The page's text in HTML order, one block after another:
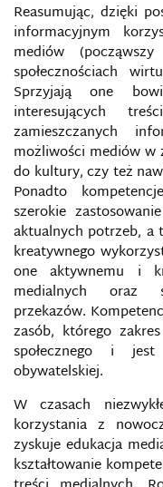
Reasumując, dzięki
informacyjnym
mediów
społecznościach
Sprzyjają one
interesujących
zamieszczanych
możliwości mediów w
do kultury, czy też
Ponadto
szerokie
aktualnych potrzeb, a
kreatywnego
one aktywnemu i
medialnych oraz
przekazów.
zasób, którego
społecznego i
obywatelskiej.
W czasach
korzystania z
zyskuje edukacja
kształtowanie
PATOGENY
PEDAGOGIZACJA
SPOŁECZEŃSTWIE
PHISHING
PIĄTA KOLUMNA W
PODMORSKIE SIECI
PODSŁUCH
POLITYKA
POLITYKA
POLITYKA
POPRAWNOŚĆ